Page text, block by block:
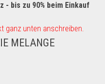
- bis zu 90% beim Einkauf
ganz unten anschreiben.
MELANGE